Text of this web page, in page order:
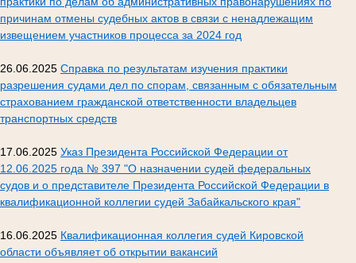
причинам отмены судебных актов в связи с ненадлежащим
извещением участников процесса за 2024 год
26.06.2025 Справка по результатам изучения практики
разрешения судами дел по спорам, связанным с обязательным
страхованием гражданской ответственности владельцев
транспортных средств
17.06.2025 Указ Президента Российской Федерации от
12.06.2025 года № 397 "О назначении судей федеральных
судов и о представителе Президента Российской Федерации в
квалификационной коллегии судей Забайкальского края"
16.06.2025 Квалификационная коллегия судей Кировской
области объявляет об открытии вакансий